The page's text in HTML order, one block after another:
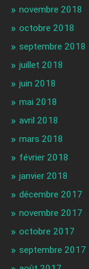
novembre 2018
octobre 2018
septembre 2018
juillet 2018
juin 2018
mai 2018
avril 2018
mars 2018
février 2018
janvier 2018
décembre 2017
novembre 2017
octobre 2017
septembre 2017